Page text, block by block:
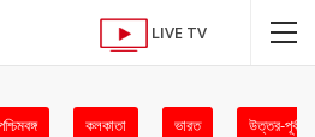
LIVE TV
কলকাতা ভারত উত্তর-পূর্ব